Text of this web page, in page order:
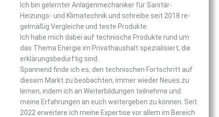
Ich bin gelernter Anlagenmechaniker für Sanitär-
Heizungs- und Klimatechnik und schreibe seit 2018 re­
gel­mä­ßig Ver­glei­che und teste Produkte.
Ich habe mich dabei auf technische Produkte rund um
das Thema Energie im Privathaushalt spezialisiert, die
erklärungsbedürftig sind.
Spannend finde ich es, den technischen Fortschritt auf
diesem Markt zu beobachten, immer wieder Neues zu
lernen, indem ich an Weiterbildungen teilnehme und
meine Erfahrungen an euch weitergeben zu können. Seit
2022 erweitere ich meine Expertise vor allem im Bereich